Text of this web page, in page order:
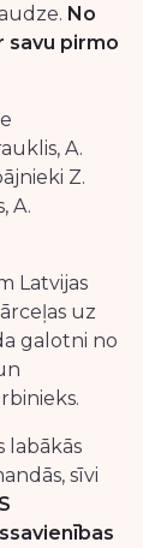
No
savu pirmo
A.
Z.
A.
Latvijas
uz
galotni no
labākās
sīvi